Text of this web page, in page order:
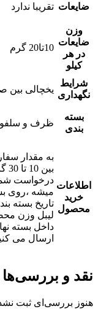
ضایعات تقریبا ندارد
وزن
ضایعات
در هر
کیلو
10تا20 گرم
شرایط
نگهداری
یخچالی بین
بسته
بندی
ظرف و
اطلاعات
خرید
محصول
به مقدار
درخواست
میشه ،روی
تاریخ بسته
لیبل وزن
داخل بسته
ارسال می
نقد و بررسی‌ها
هنوز بررسی‌ای ثبت